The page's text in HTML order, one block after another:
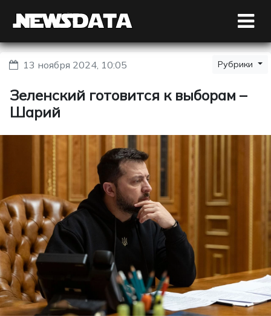
13 ноября 2024, 10:05 Рубрики
Зеленский готовится к выборам –
Шарий